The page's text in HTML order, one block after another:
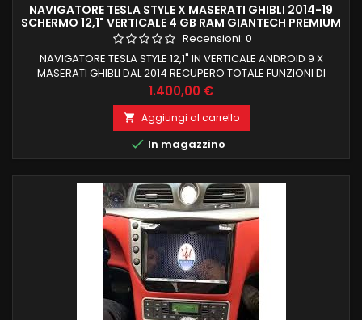
NAVIGATORE TESLA STYLE X MASERATI GHIBLI 2014-19
SCHERMO 12,1" VERTICALE 4 GB RAM GIANTECH PREMIUM
Recensioni: 0
NAVIGATORE TESLA STYLE 12,1" IN VERTICALE ANDROID 9 X
MASERATI GHIBLI DAL 2014 RECUPERO TOTALE FUNZIONI DI
BORDO E COMANDI AL VOLANTE ANDROID 9 4 GB RAM 64 GB
ROM PROCESSORE OCTACORE PX6 BLUETOOTH +
NAVIGAZIONE OFFLINE E ONLINE NAVIGAZIONE WIFI INTERNET
NESSUNA MODIFICA PER INSTALLAZIONE INGRESSI USB +
CAMERA + AMPLI E SUB + AUX
Prezzo
1.400,00 €
 Aggiungi al carrello
 In magazzino